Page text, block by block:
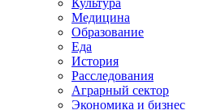
Культура
Медицина
Образование
Еда
История
Расследования
Аграрный сектор
Экономика и бизнес